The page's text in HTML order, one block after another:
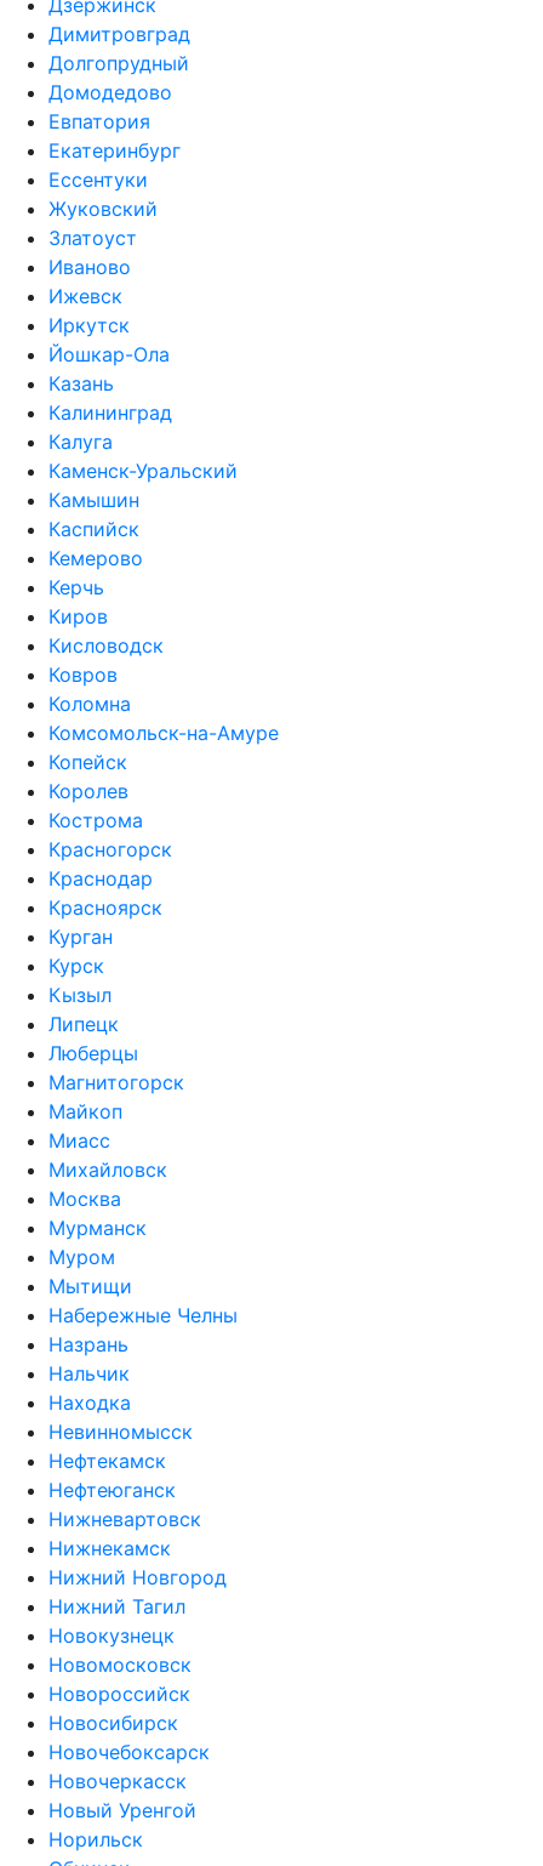
Дзержинск
Димитровград
Долгопрудный
Домодедово
Евпатория
Екатеринбург
Ессентуки
Жуковский
Златоуст
Иваново
Ижевск
Иркутск
Йошкар-Ола
Казань
Калининград
Калуга
Каменск-Уральский
Камышин
Каспийск
Кемерово
Керчь
Киров
Кисловодск
Ковров
Коломна
Комсомольск-на-Амуре
Копейск
Королев
Кострома
Красногорск
Краснодар
Красноярск
Курган
Курск
Кызыл
Липецк
Люберцы
Магнитогорск
Майкоп
Миасс
Михайловск
Москва
Мурманск
Муром
Мытищи
Набережные Челны
Назрань
Нальчик
Находка
Невинномысск
Нефтекамск
Нефтеюганск
Нижневартовск
Нижнекамск
Нижний Новгород
Нижний Тагил
Новокузнецк
Новомосковск
Новороссийск
Новосибирск
Новочебоксарск
Новочеркасск
Новый Уренгой
Норильск